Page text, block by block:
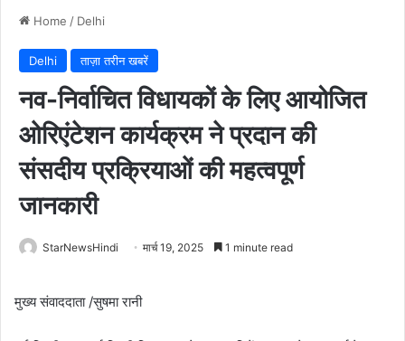
Home / Delhi
Delhi ताज़ा तरीन खबरें
नव-निर्वाचित विधायकों के लिए आयोजित
ओरिएंटेशन कार्यक्रम ने प्रदान की
संसदीय प्रक्रियाओं की महत्वपूर्ण
जानकारी
StarNewsHindi मार्च 19, 2025 1 minute read
मुख्य संवाददाता /सुषमा रानी